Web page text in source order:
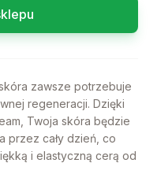
zawsze potrzebuje
regeneracji. Dzięki
Twoja skóra będzie
przez cały dzień, co
i elastyczną cerą od